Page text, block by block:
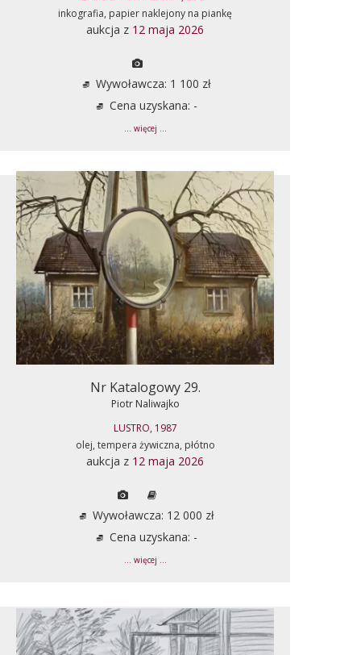
inkografia, papier naklejony na piankę
aukcja z 12 maja 2026
Wywoławcza: 1 100 zł
Cena uzyskana: -
... więcej ...
Nr Katalogowy 29.
Piotr Naliwajko
LUSTRO, 1987
olej, tempera żywiczna, płótno
aukcja z 12 maja 2026
Wywoławcza: 12 000 zł
Cena uzyskana: -
... więcej ...